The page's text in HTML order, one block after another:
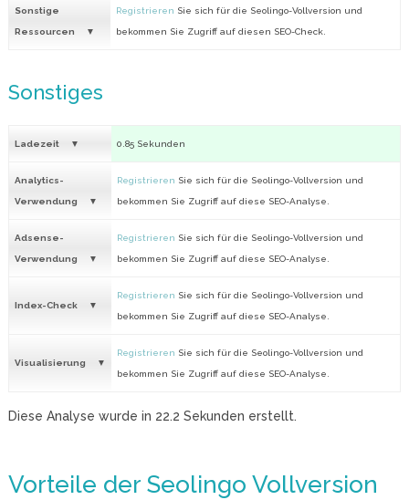
Sonstige
Ressourcen
Registrieren Sie sich für die Seolingo-Vollversion und
bekommen Sie Zugriff auf diesen SEO-Check.
Sonstiges
Ladezeit 0.85 Sekunden
Analytics-
Verwendung
Registrieren Sie sich für die Seolingo-Vollversion und
bekommen Sie Zugriff auf diese SEO-Analyse.
Adsense-
Verwendung
Registrieren Sie sich für die Seolingo-Vollversion und
bekommen Sie Zugriff auf diese SEO-Analyse.
Index-Check
Registrieren Sie sich für die Seolingo-Vollversion und
bekommen Sie Zugriff auf diese SEO-Analyse.
Visualisierung
Registrieren Sie sich für die Seolingo-Vollversion und
bekommen Sie Zugriff auf diese SEO-Analyse.
Diese Analyse wurde in 22.2 Sekunden erstellt.
Vorteile der Seolingo Vollversion